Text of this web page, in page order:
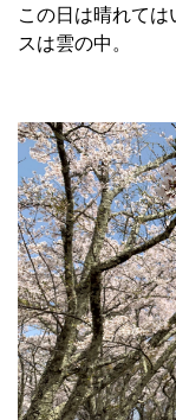
この日は晴れて
スは雲の中。